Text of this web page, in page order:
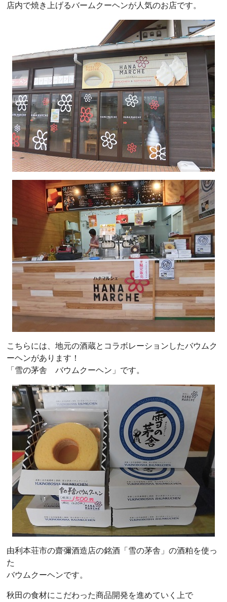
b
k
n
et
es
t
店内で焼き上げるバームクーヘンが人気のお店です。
こちらには、地元の酒蔵とコラボレーションしたバウムク
ーヘンがあります！
「雪の茅舎 バウムクーヘン」です。
由利本荘市の齋彌酒造店の銘酒「雪の茅舎」の酒粕を使っ
た
バウムクーヘンです。
秋田の食材にこだわった商品開発を進めていく上で